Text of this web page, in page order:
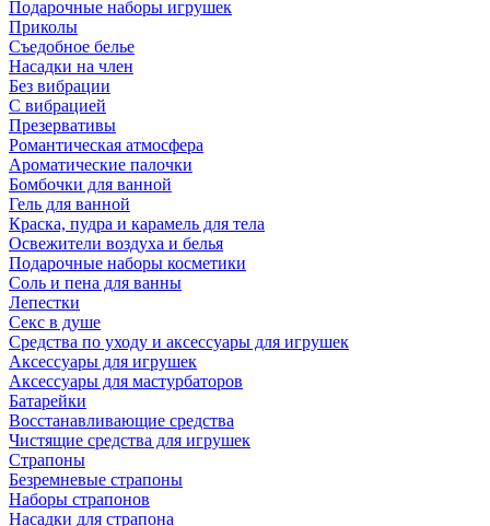
Подарочные наборы игрушек
Приколы
Съедобное белье
Насадки на член
Без вибрации
С вибрацией
Презервативы
Романтическая атмосфера
Ароматические палочки
Бомбочки для ванной
Гель для ванной
Краска, пудра и карамель для тела
Освежители воздуха и белья
Подарочные наборы косметики
Соль и пена для ванны
Лепестки
Секс в душе
Средства по уходу и аксессуары для игрушек
Аксессуары для игрушек
Аксессуары для мастурбаторов
Батарейки
Восстанавливающие средства
Чистящие средства для игрушек
Страпоны
Безремневые страпоны
Наборы страпонов
Насадки для страпона